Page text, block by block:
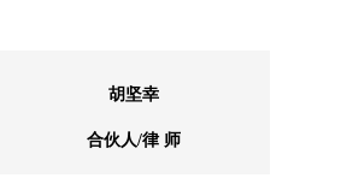
胡坚幸
合伙人/律 师